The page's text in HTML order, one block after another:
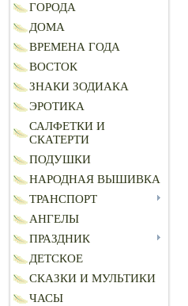
ГОРОДА
ДОМА
ВРЕМЕНА ГОДА
ВОСТОК
ЗНАКИ ЗОДИАКА
ЭРОТИКА
САЛФЕТКИ И
СКАТЕРТИ
ПОДУШКИ
НАРОДНАЯ ВЫШИВКА
ТРАНСПОРТ
АНГЕЛЫ
ПРАЗДНИК
ДЕТСКОЕ
СКАЗКИ И МУЛЬТИКИ
ЧАСЫ